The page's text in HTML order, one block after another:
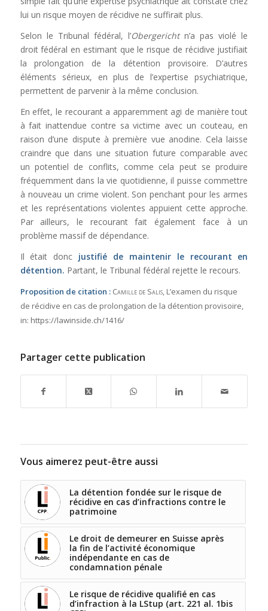
lui un risque moyen de récidive ne suffirait plus.
Selon le Tribunal fédéral, l’Obergerichtn’a pas violé le
droit fédéral en estimant que le risque de récidive justifiait
la prolongation de la détention provisoire. D’autres
éléments sérieux, en plus de l’expertise psychiatrique,
permettent de parvenir à la même conclusion.
En effet, le recourant a apparemment agi de manière tout
à fait inattendue contre sa victime avec un couteau, en
raison d’une dispute à première vue anodine. Cela laisse
craindre que dans une situation future comparable avec
un potentiel de conflits, comme cela peut se produire
fréquemment dans la vie quotidienne, il puisse commettre
à nouveau un crime violent. Son penchant pour les armes
et les représentations violentes appuient cette approche.
Par ailleurs, le recourant fait également face à un
problème massif de dépendance.
Il était donc justifié de maintenir le recourant en
détention. Partant, le Tribunal fédéral rejette le recours.
Proposition de citation : Camille de Salis, L’examen du risque
de récidive en cas de prolongation de la détention provisoire,
in: https://lawinside.ch/1416/
Partager cette publication
Vous aimerez peut-être aussi
La détention fondée sur le risque de
récidive en cas d’infractions contre le
patrimoine
Le droit de demeurer en Suisse après
la fin de l’activité économique
indépendante en cas de
condamnation pénale
Le risque de récidive qualifié en cas
d’infraction à la LStup (art. 221 al. 1bis